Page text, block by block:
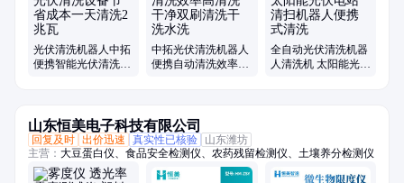
光伏清洗机器人中拓
便携智能光伏清洗设
中拓光伏清洗机器人
便携自动清洗效率高
全自动光伏清洗机器
人清洗机 太阳能光伏
山东恒美电子科技有限公司
回复及时 出价迅速 真实性已核验
山东潍坊
主营： 大豆蛋白仪、食品安全检测仪、农药残留检测仪、土壤养分检测仪